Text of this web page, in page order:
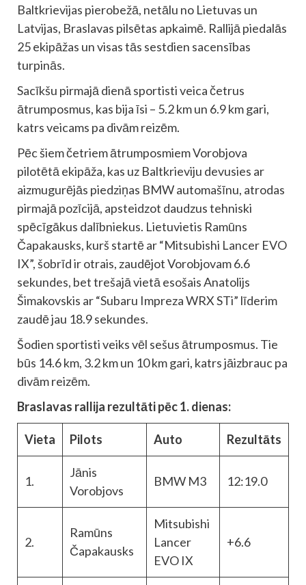
Baltkrievijas pierobežā, netālu no Lietuvas un
Latvijas, Braslavas pilsētas apkaimē. Rallijā piedalās
25 ekipāžas un visas tās sestdien sacensības
turpinās.
Sacīkšu pirmajā dienā sportisti veica četrus
ātrumposmus, kas bija īsi – 5.2 km un 6.9 km gari,
katrs veicams pa divām reizēm.
Pēc šiem četriem ātrumposmiem Vorobjova
pilotētā ekipāža, kas uz Baltkrieviju devusies ar
aizmugurējās piedziņas BMW automašīnu, atrodas
pirmajā pozīcijā, apsteidzot daudzus tehniski
spēcīgākus dalībniekus. Lietuvietis Ramūns
Čapakausks, kurš startē ar “Mitsubishi Lancer EVO
IX”, šobrīd ir otrais, zaudējot Vorobjovam 6.6
sekundes, bet trešajā vietā esošais Anatolijs
Šimakovskis ar “Subaru Impreza WRX STi” līderim
zaudē jau 18.9 sekundes.
Šodien sportisti veiks vēl sešus ātrumposmus. Tie
būs 14.6 km, 3.2 km un 10 km gari, katrs jāizbrauc pa
divām reizēm.
Braslavas rallija rezultāti pēc 1. dienas:
Vieta Pilots Auto Rezultāts
1.
Jānis
Vorobjovs
BMW M3 12:19.0
2.
Ramūns
Čapakausks
Mitsubishi
Lancer
EVO IX
+6.6